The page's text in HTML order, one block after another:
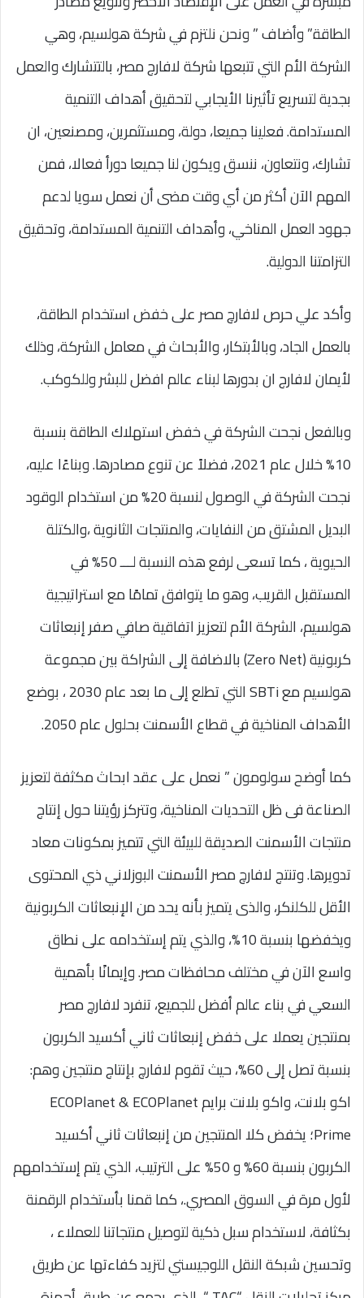
الطاقة.” وأضاف ” ونحن نلتزم في شركة هولسيم، وهي
الشركة الأم التي تتبعها شركة لافارج مصر، بالتتشارك والعمل
بجدية لتسريع تأثيرنا الأيجابي لتحقيق أهداف التنمية
المستدامة. فعلينا جميعا، دولة، ومستثمرين، ومصنعين، ان
تشارك، ونتعاون، ننسق ويكون لنا جميعا دورأ فعالا، فمن
المهم الآن أكثر من أي وقت مضى أن نعمل سويا لدعم
جهود العمل المناخي، وأهداف التنمية المستدامة، وتحقيق
التزامتنا الدولية.
وأكد علي حرص لافارچ مصر على خفض استخدام الطاقة،
بالعمل الجاد، وبالأبتكار، والأبحاث في معامل الشركة، وذلك
لأيمان لافارج ان بدورها لبناء عالم افضل للبشر وللكوكب.
وبالفعل نجحت الشركة في خفض استهلاك الطاقة بنسبة
10% خلال عام 2021، فضلاً عن تنوع مصادرها. وبناءًا عليه،
نجحت الشركة في الوصول لنسبة 20% من استخدام الوقود
البديل المشتق من النفايات، والمنتجات الثانوية ،والكتلة
الحيوية ، كما تسعى لرفع هذه النسبة لـــ 50% في
المستقبل القريب، وهو ما يتوافق تمامًا مع استراتيجية
هولسيم، الشركة الأم لتعزيز اتفاقية صافي صفر إنبعاثات
كربونية (Zero Net) بالاضافة إلى الشراكة بين مجموعة
هولسيم مع SBTi التي تطلع إلى ما بعد عام 2030 ، بوضع
الأهداف المناخية في قطاع الأسمنت بحلول عام 2050.
كما أوضح سولومون ” نعمل على عقد ابحاث مكثفة لتعزيز
الصناعة فى ظل التحديات المناخية، وتتركز رؤيتنا حول إنتاج
منتجات الأسمنت الصديقة للبيئة التي تتميز بمكونات معاد
تدويرها. وتنتج لافارچ مصر الأسمنت البوزلاني ذي المحتوى
الأقل للكلنكر، والذى يتميز بأنه يحد من الإنبعاثات الكربونية
ويخفضها بنسبة 10%، والذي يتم إستخدامه على نطاق
واسع الآن في مختلف محافظات مصر. وإيمانًا بأهمية
السعي في بناء عالم أفضل للجميع، تنفرد لافارچ مصر
بمنتجين يعملا على خفض إنبعاثات ثاني أكسيد الكربون
بنسبة تصل إلى 60%، حيث تقوم لافارچ بإنتاج منتجين وهم:
اكو بلانت، واكو بلانت برايم ECOPlanet & ECOPlanet
Prime؛ يخفض كلا المنتجين من إنبعاثات ثاني أكسيد
الكربون بنسبة 60% و 50% على الترتيب، الذي يتم إستخدامهم
لأول مرة في السوق المصري.، كما قمنا بأستخدام الرقمنة
بكثافة، لاستخدام سبل ذكية لتوصيل منتجاتنا للعملاء ،
وتحسين شبكة النقل اللوجيستي لتزيد كفاءتها عن طريق